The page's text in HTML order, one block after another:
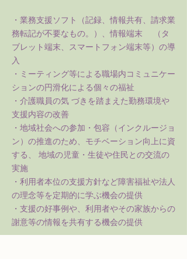
・業務支援ソフト（記録、情報共有、請求業
務転記が不要なもの。）、情報端末 （タ
ブレット端末、スマートフォン端末等）の導
入
・ミーティング等による職場内コミュニケー
ションの円滑化による個々の福祉
・介護職員の気 づきを踏まえた勤務環境や
支援内容の改善
・地域社会への参加・包容（インクルージョ
ン）の推進のため、モチベーション向上に資
する、 地域の児童・生徒や住民との交流の
実施
・利用者本位の支援方針など障害福祉や法人
の理念等を定期的に学ぶ機会の提供
・支援の好事例や、利用者やその家族からの
謝意等の情報を共有する機会の提供